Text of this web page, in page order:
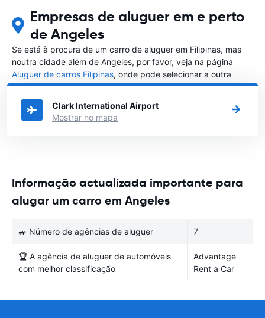
Empresas de aluguer em e perto
de Angeles
Se está à procura de um carro de aluguer em Filipinas, mas
noutra cidade além de Angeles, por favor, veja na página
Aluguer de carros Filipinas, onde pode selecionar a outra
cidade em Filipinas que gostaria de alugar um carro
Clark International Airport
Mostrar no mapa
Informação actualizada importante para
alugar um carro em Angeles
🚙 Número de agências de aluguer 7
🏆 A agência de aluguer de automóveis
com melhor classificação
Advantage
Rent a Car